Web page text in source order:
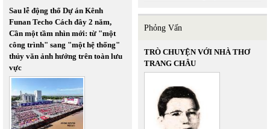
Sau lễ động thổ Dự án Kênh
Funan Techo Cách đây 2 năm,
Cần một tầm nhìn mới: từ "một
công trình" sang "một hệ thống"
thủy văn ảnh hưởng trên toàn lưu
vực
Phỏng Vấn
TRÒ CHUYỆN VỚI NHÀ THƠ
TRANG CHÂU